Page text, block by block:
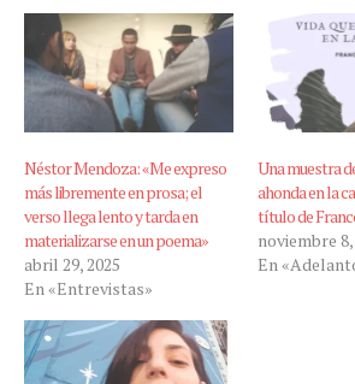
Néstor Mendoza: «Me expreso
más libremente en prosa; el
verso llega lento y tarda en
materializarse en un poema»
abril 29, 2025
En «Entrevistas»
Una muestra
ahonda en la
título de
noviembre 8,
En